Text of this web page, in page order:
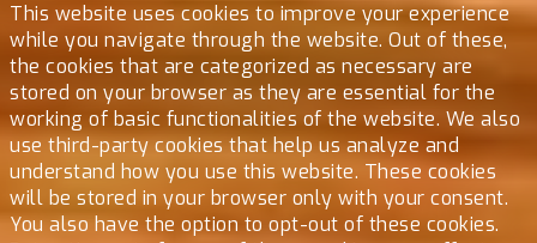
This website uses cookies to improve your experience
while you navigate through the website. Out of these,
the cookies that are categorized as necessary are
stored on your browser as they are essential for the
working of basic functionalities of the website. We also
use third-party cookies that help us analyze and
understand how you use this website. These cookies
will be stored in your browser only with your consent.
You also have the option to opt-out of these cookies.